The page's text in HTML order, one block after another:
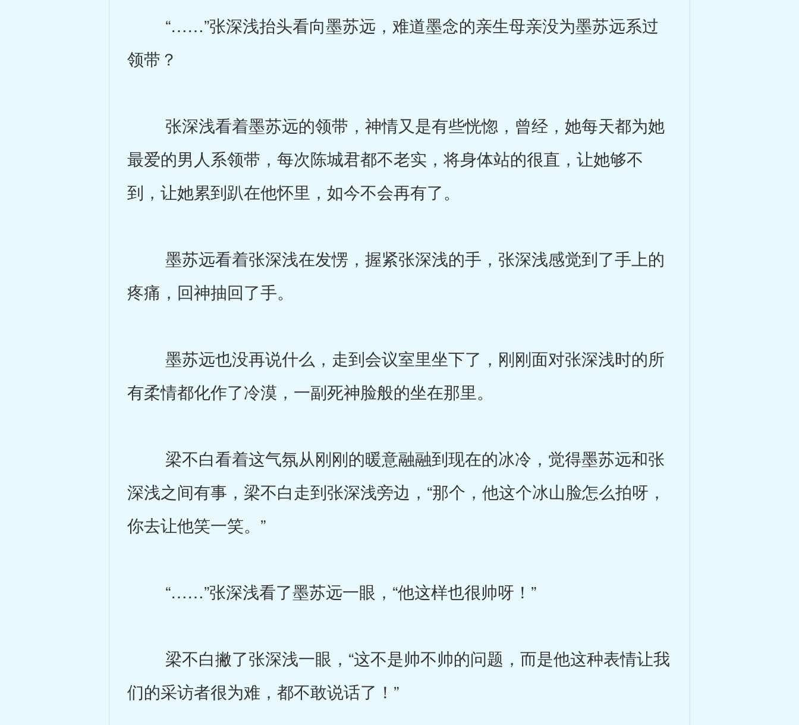
“……”张深浅抬头看向墨苏远，难道墨念的亲生母亲没为墨苏远系过
领带？
张深浅看着墨苏远的领带，神情又是有些恍惚，曾经，她每天都为她
最爱的男人系领带，每次陈城君都不老实，将身体站的很直，让她够不
到，让她累到趴在他怀里，如今不会再有了。
墨苏远看着张深浅在发愣，握紧张深浅的手，张深浅感觉到了手上的
疼痛，回神抽回了手。
墨苏远也没再说什么，走到会议室里坐下了，刚刚面对张深浅时的所
有柔情都化作了冷漠，一副死神脸般的坐在那里。
梁不白看着这气氛从刚刚的暖意融融到现在的冰冷，觉得墨苏远和张
深浅之间有事，梁不白走到张深浅旁边，“那个，他这个冰山脸怎么拍呀，
你去让他笑一笑。”
“……”张深浅看了墨苏远一眼，“他这样也很帅呀！”
梁不白撇了张深浅一眼，“这不是帅不帅的问题，而是他这种表情让我
们的采访者很为难，都不敢说话了！”